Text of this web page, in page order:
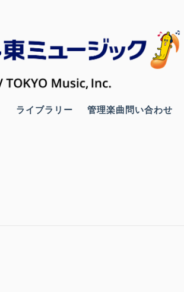
ライブラリー 管理楽曲問い合わせ